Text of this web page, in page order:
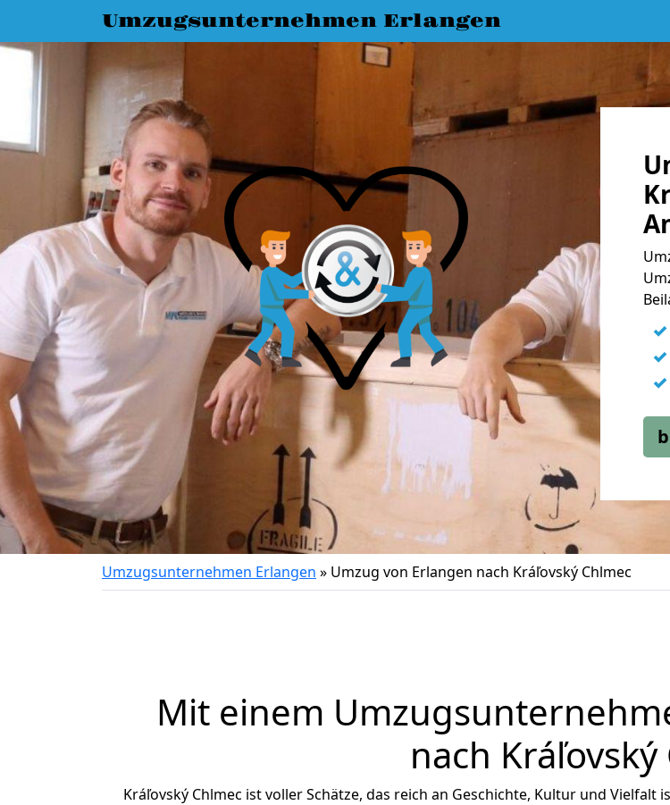
Umzugsunternehmen Erlangen
✓
✓
✓
Umzugsunternehmen Erlangen » Umzug von Erlangen nach Kráľovský Chlmec
Mit einem
nach Kráľovský
Kráľovský Chlmec ist voller Schätze, das reich an Geschichte, Kultur und Vielfalt